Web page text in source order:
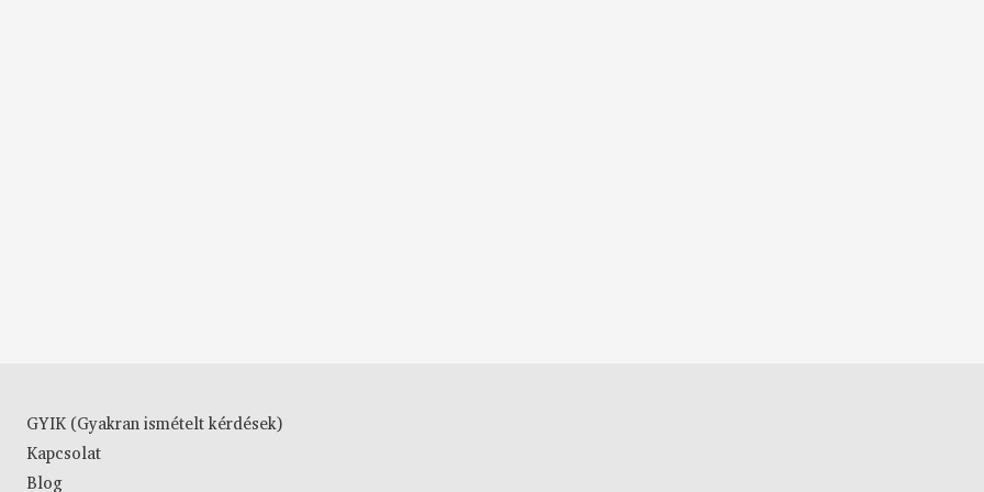
GYIK (Gyakran ismételt kérdések)
Kapcsolat
Blog